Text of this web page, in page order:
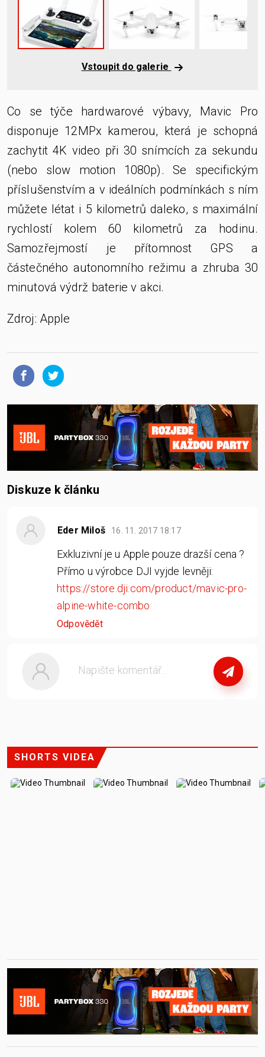
Vstoupit do galerie
Co se týče hardwarové výbavy, Mavic Pro
disponuje 12MPx kamerou, která je schopná
zachytit 4K video při 30 snímcích za sekundu
(nebo slow motion 1080p). Se specifickým
příslušenstvím a v ideálních podmínkách s ním
můžete létat i 5 kilometrů daleko, s maximální
rychlostí kolem 60 kilometrů za hodinu.
Samozřejmostí je přítomnost GPS a
částečného autonomního režimu a zhruba 30
minutová výdrž baterie v akci.
Zdroj: Apple
Diskuze k článku
Eder Miloš 16. 11. 2017 18:17
Exkluzivní je u Apple pouze drazší cena ?
Přímo u výrobce DJI vyjde levněji:
https://store.dji.com/product/mavic-pro-
alpine-white-combo
Odpovědět
SHORTS VIDEA